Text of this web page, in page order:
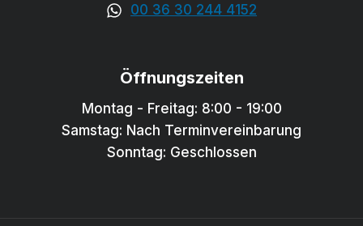
00 36 30 244 4152
Öffnungszeiten
Montag - Freitag: 8:00 - 19:00
Samstag: Nach Terminvereinbarung
Sonntag: Geschlossen